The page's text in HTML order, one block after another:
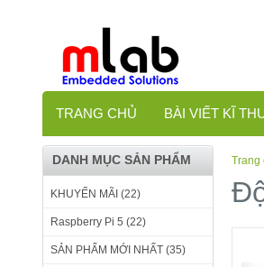
TRANG CHỦ BÀI VIẾT KĨ
DANH MỤC SẢN PHẨM
KHUYẾN MÃI (22)
Raspberry Pi 5 (22)
SẢN PHẨM MỚI NHẤT (35)
Trang